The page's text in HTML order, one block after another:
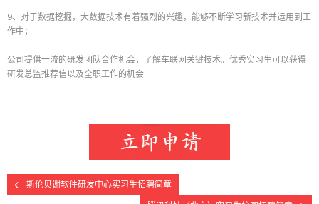
- B78酒店/旅游
- 招聘信息
- C1校园招聘
- C3社会招聘
- C4留学生海归招聘会
求职加油站
9、对于数据挖掘，大数据技术有着强烈的兴趣，能够不断学习新技术并运用到工
作中；
公司提供一流的研发团队合作机会，了解车联网关键技术。优秀实习生可以获得
研发总监推荐信以及全职工作的机会
斯伦贝谢软件研发中心实习生招聘简章